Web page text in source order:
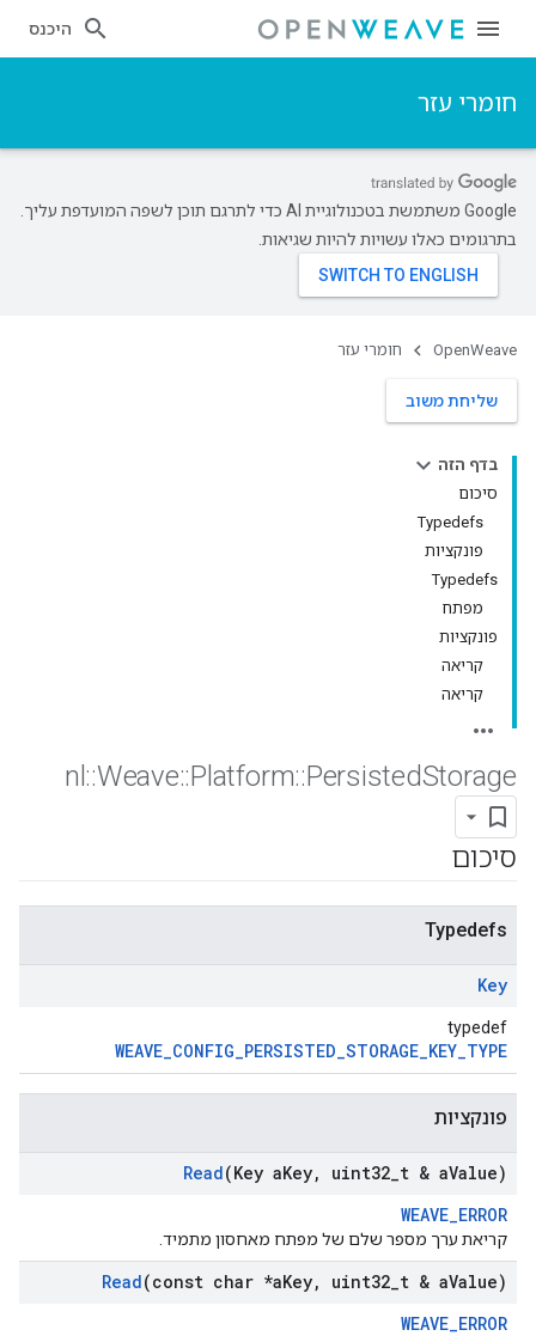
היכנס
חומרי עזר
‫Google משתמשת בטכנולוגיית AI כדי לתרגם תוכן לשפה המועדפת עליך.
בתרגומים כאלו עשויות להיות שגיאות.
OpenWeave חומרי עזר
שליחת משוב
בדף הזה
סיכום
Typedefs
פונקציות
Typedefs
מפתח
פונקציות
קריאה
קריאה
nl ::Weave::Platform::PersistedStorage
סיכום
Typedefs
Key
typedef
WEAVE_CONFIG_PERSISTED_STORAGE_KEY_TYPE
פונקציות
Read(Key aKey, uint32 t & aValue)
WEAVE_ERROR
קריאת ערך מספר שלם של מפתח מאחסון מתמיד.
Read(const char *aKey, uint32 t & aValue)
WEAVE_ERROR